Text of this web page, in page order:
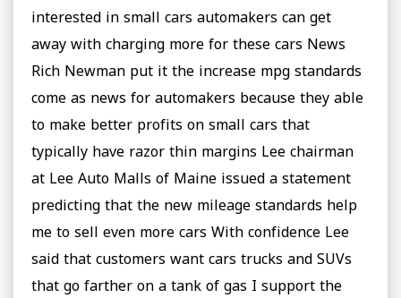
interested in small cars automakers can get
away with charging more for these cars News
Rich Newman put it the increase mpg standards
come as news for automakers because they able
to make better profits on small cars that
typically have razor thin margins Lee chairman
at Lee Auto Malls of Maine issued a statement
predicting that the new mileage standards help
me to sell even more cars With confidence Lee
said that customers want cars trucks and SUVs
that go farther on a tank of gas I support the